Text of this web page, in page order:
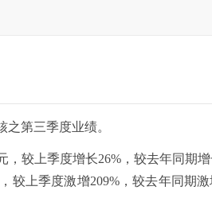
第三季度业绩。
上季度增长26%，较去年同期
较上季度激增209%，较去年同期